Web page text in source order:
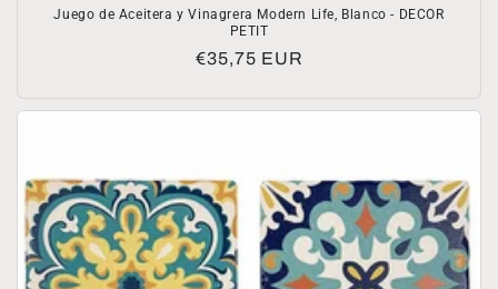
Juego de Aceitera y Vinagrera Modern Life, Blanco - DECOR
PETIT
Precio
€35,75 EUR